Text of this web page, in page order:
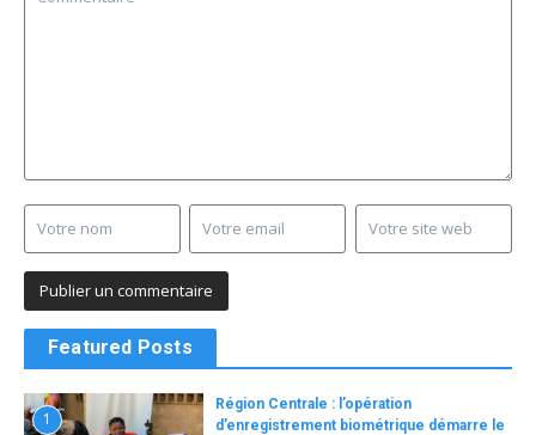
Featured Posts
1
Région Centrale : l’opération
d’enregistrement biométrique démarre le